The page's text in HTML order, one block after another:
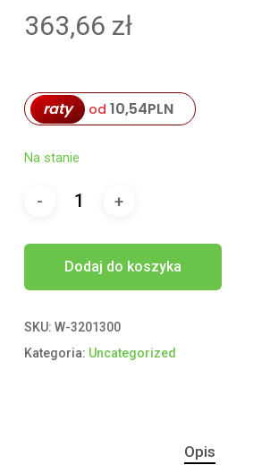
363,66 zł
raty od 10,54PLN
Na stanie
Dodaj do koszyka
SKU: W-3201300
Kategoria: Uncategorized
Opis